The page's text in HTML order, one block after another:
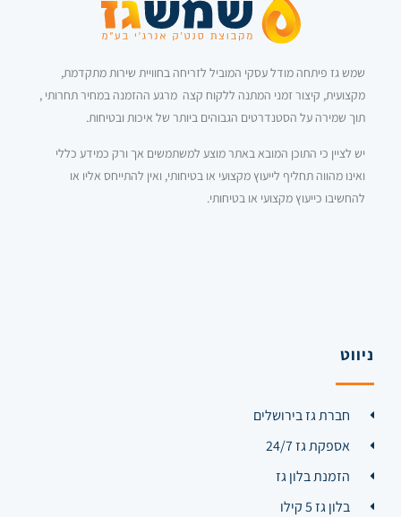
שמש גז פיתחה מודל עסקי המוביל לזריחה בחוויית שירות מתקדמת,
מקצועית, קיצור זמני המתנה ללקוח קצה מרגע ההזמנה במחיר תחרותי ,
תוך שמירה על הסטנדרטים הגבוהים ביותר של איכות ובטיחות.
יש לציין כי התוכן המובא באתר מוצע למשתמשים אך ורק כמידע כללי
ואינו מהווה תחליף לייעוץ מקצועי או בטיחותי, ואין להתייחס אליו או
להחשיבו כייעוץ מקצועי או בטיחותי.
ניווט
חברת גז בירושלים
אספקת גז 24/7
הזמנת בלון גז
בלון גז 5 קילו